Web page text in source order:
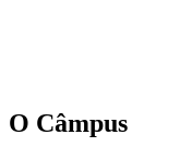
O Câmpus